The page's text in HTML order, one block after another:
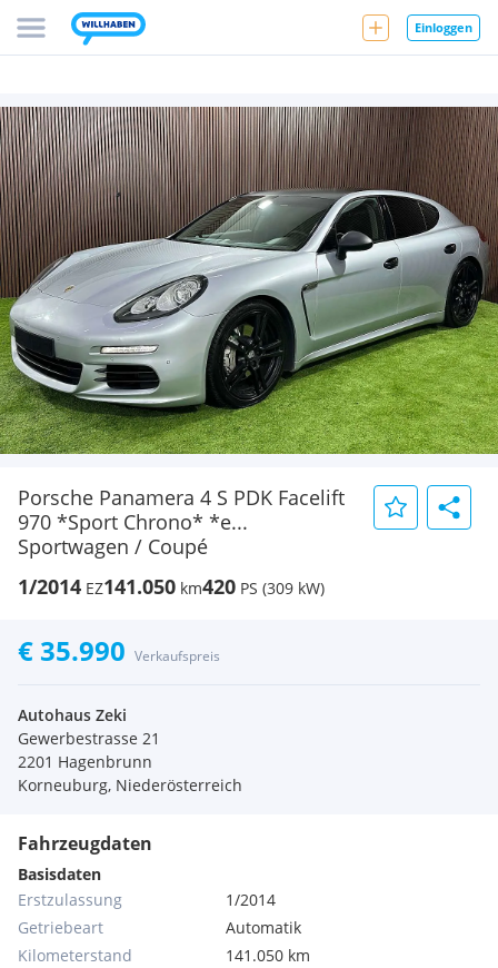
Einloggen
Porsche Panamera 4 S PDK Facelift
970 *Sport Chrono* *e...
Sportwagen / Coupé
1/2014 EZ141.050 km420 PS (309 kW)
€ 35.990 Verkaufspreis
Autohaus Zeki
Gewerbestrasse 21
2201 Hagenbrunn
Korneuburg, Niederösterreich
Fahrzeugdaten
Basisdaten
Erstzulassung
1/2014
Getriebeart
Automatik
Kilometerstand
141.050 km